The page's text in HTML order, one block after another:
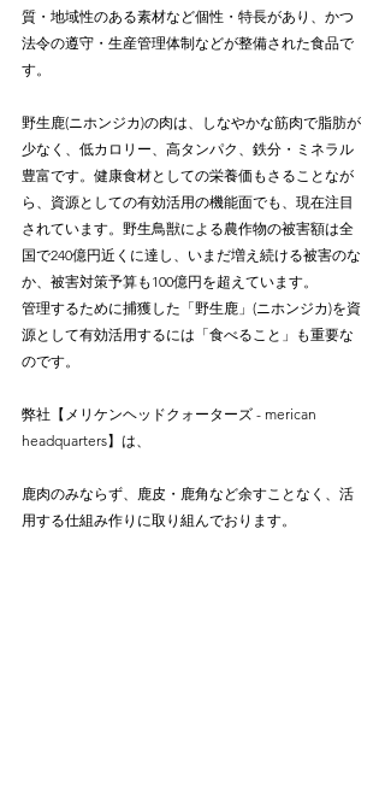
質・地域性のある素材など個性・特長があり、かつ
法令の遵守・生産管理体制などが整備された食品で
す。
野生鹿(ニホンジカ)の肉は、しなやかな筋肉で脂肪が
少なく、低カロリー、高タンパク、鉄分・ミネラル
豊富です。健康食材としての栄養価もさることなが
ら、資源としての有効活用の機能面でも、現在注目
されています。野生鳥獣による農作物の被害額は全
国で240億円近くに達し、いまだ増え続ける被害のな
か、被害対策予算も100億円を超えています。
管理するために捕獲した「野生鹿」(ニホンジカ)を資
源として有効活用するには「食べること」も重要な
のです。
弊社【メリケンヘッドクォーターズ - merican
headquarters】は、
鹿肉のみならず、鹿皮・鹿角など余すことなく、活
用する仕組み作りに取り組んでおります。